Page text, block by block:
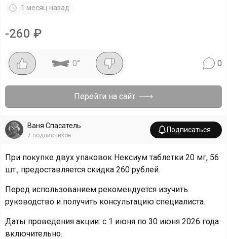
1 месяц назад
-260 ₽
0° 0
Перейти на сайт
Ваня Спасатель
7 подписчиков
Подписаться
При покупке двух упаковок Нексиум таблетки 20 мг, 56
шт., предоставляется скидка 260 рублей.
Перед использованием рекомендуется изучить
руководство и получить консультацию специалиста.
Даты проведения акции: с 1 июня по 30 июня 2026 года
включительно.